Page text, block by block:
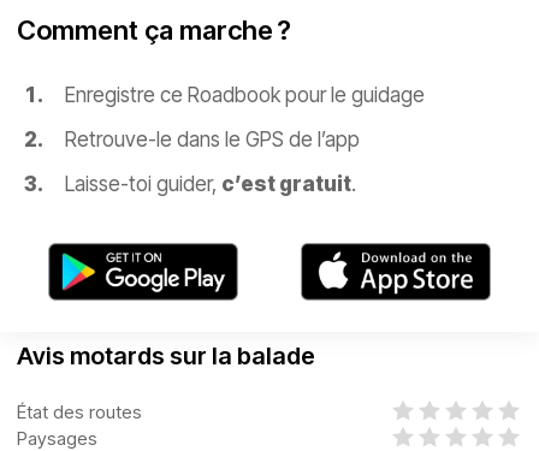
Comment ça marche ?
Enregistre ce Roadbook pour le guidage
Retrouve-le dans le GPS de l’app
Laisse-toi guider, c’est gratuit.
Avis motards sur la balade
État des routes
Paysages